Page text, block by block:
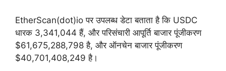
EtherScan(dot)io पर उपलब्ध डेटा बताता है कि USDC
धारक 3,341,044 हैं, और परिसंचारी आपूर्ति बाजार पूंजीकरण
$61,675,288,798 है, और ऑनचेन बाजार पूंजीकरण
$40,701,408,249 है।